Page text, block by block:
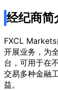
经纪商简
FXCL
开展业务，为
台，可用于在
交易多种金融
益。